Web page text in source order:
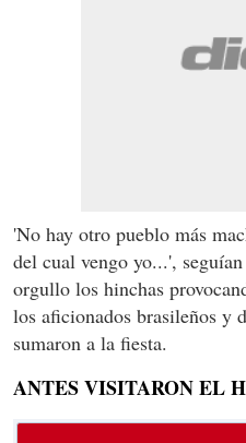
'No hay otro pueblo más
del cual vengo yo...',
orgullo los hinchas
los aficionados brasileños y
sumaron a la fiesta.
ANTES VISITARON EL